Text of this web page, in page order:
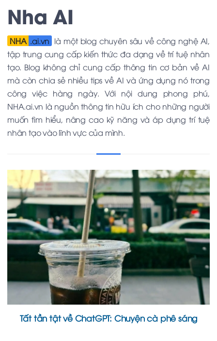
Nha AI
NHA .ai.vn là một blog chuyên sâu về công nghệ AI,
tập trung cung cấp kiến thức đa dạng về trí tuệ nhân
tạo. Blog không chỉ cung cấp thông tin cơ bản về AI
mà còn chia sẻ nhiều tips về AI và ứng dụng nó trong
công việc hàng ngày. Với nội dung phong phú,
NHA.ai.vn là nguồn thông tin hữu ích cho những người
muốn tìm hiểu, nâng cao kỹ năng và áp dụng trí tuệ
nhân tạo vào lĩnh vực của mình.
Tất tần tật về ChatGPT: Chuyện cà phê sáng